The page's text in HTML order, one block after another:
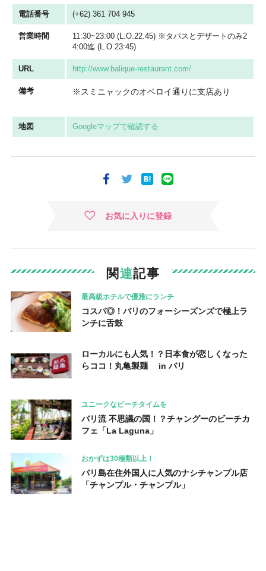
電話番号 (+62) 361 704 945
営業時間
11:30~23:00 (L.O.22.45) ※タパスとデザートのみ2
4:00迄 (L.O.23:45)
URL http://www.balique-restaurant.com/
備考 ※スミニャックのオベロイ通りに支店あり
地図 Googleマップで確認する
お気に入りに登録
関連記事
最高級ホテルで優雅にランチ
コスパ◎！バリのフォーシーズンズで極上ラ
ンチに舌鼓
ローカルにも人気！？日本食が恋しくなった
らココ！丸亀製麺 in バリ
ユニークなビーチタイムを
バリ流 不思議の国！？チャングーのビーチカ
フェ「La Laguna」
おかずは30種類以上！
バリ島在住外国人に人気のナシチャンプル店
「チャンプル・チャンプル」